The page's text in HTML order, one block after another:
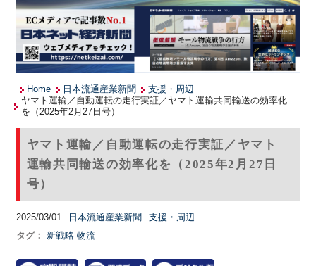
Home 日本流通産業新聞
支援・周辺
ヤマト運輸／自動運転の走行実証／ヤマト運輸共同輸送の効率化
を（2025年2月27日号）
ヤマト運輸／自動運転の走行実証／ヤマト
運輸共同輸送の効率化を（2025年2月27日
号）
2025/03/01 日本流通産業新聞
支援・周辺
タグ：
新戦略 物流